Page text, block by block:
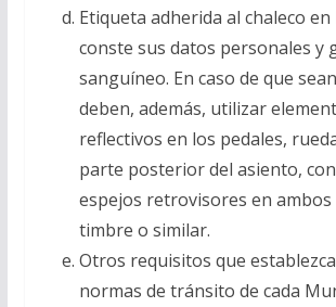
Etiqueta adherida al chaleco en
conste sus datos personales y
sanguíneo. En caso de que
deben, además, utilizar
reflectivos en los pedales,
parte posterior del asiento,
espejos retrovisores en ambos
timbre o similar.
Otros requisitos que
normas de tránsito de cada